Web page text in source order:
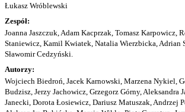
Łukasz Wróblewski
Zespół:
Joanna Jaszczuk, Adam Kacprzak, Tomasz Karpowicz,
Staniewicz, Kamil Kwiatek, Natalia Wierzbicka, Adrian
Sławomir Cedzyński.
Autorzy:
Wojciech Biedroń, Jacek Karnowski, Marzena Nykiel,
Budzisz, Jerzy Jachowicz, Grzegorz Górny, Aleksandra
Janecki, Dorota Łosiewicz, Dariusz Matuszak, Andrzej